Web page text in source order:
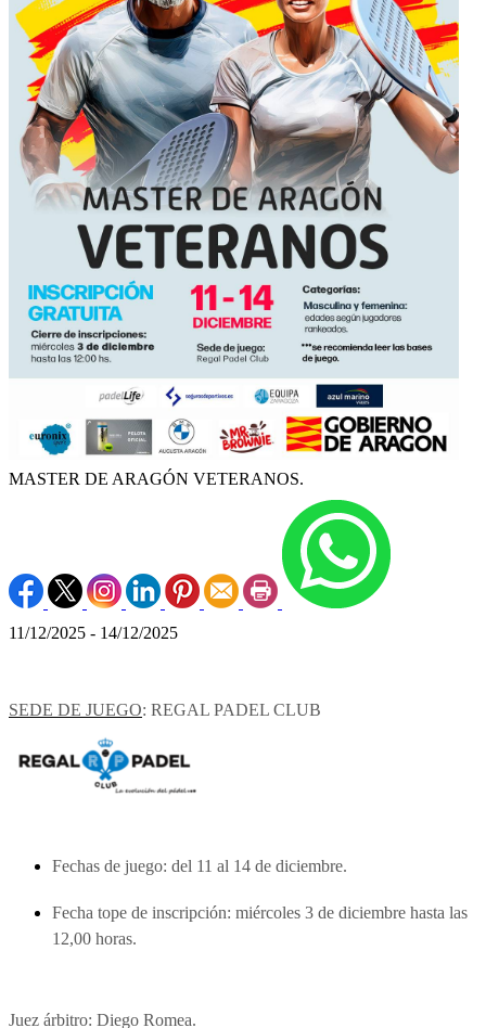
MASTER DE ARAGÓN VETERANOS.
11/12/2025 - 14/12/2025
SEDE DE JUEGO: REGAL PADEL CLUB
Fechas de juego: del 11 al 14 de diciembre.
Fecha tope de inscripción: miércoles 3 de diciembre hasta las
12,00 horas.
Juez árbitro: Diego Romea.